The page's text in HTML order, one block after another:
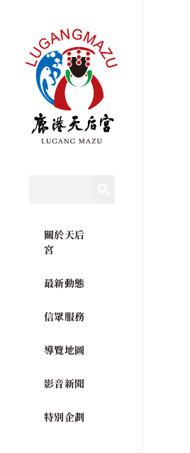
關於天后
宮
最新動態
信眾服務
導覽地圖
影音新聞
特別企劃